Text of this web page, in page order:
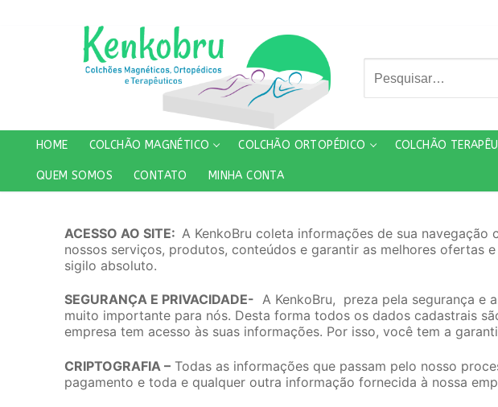
por:
HOME COLCHÃO MAGNÉTICO COLCHÃO ORTOPÉDICO COLCHÃO
QUEM SOMOS CONTATO MINHA CONTA
ACESSO AO SITE: A KenkoBru coleta informações de sua
nossos serviços, produtos, conteúdos e garantir as melhores ofertas
sigilo absoluto.
SEGURANÇA E PRIVACIDADE- A KenkoBru, preza pela segurança e
muito importante para nós. Desta forma todos os dados cadastrais
empresa tem acesso às suas informações. Por isso, você tem a
CRIPTOGRAFIA – Todas as informações que passam pelo nosso
pagamento e toda e qualquer outra informação fornecida à nossa